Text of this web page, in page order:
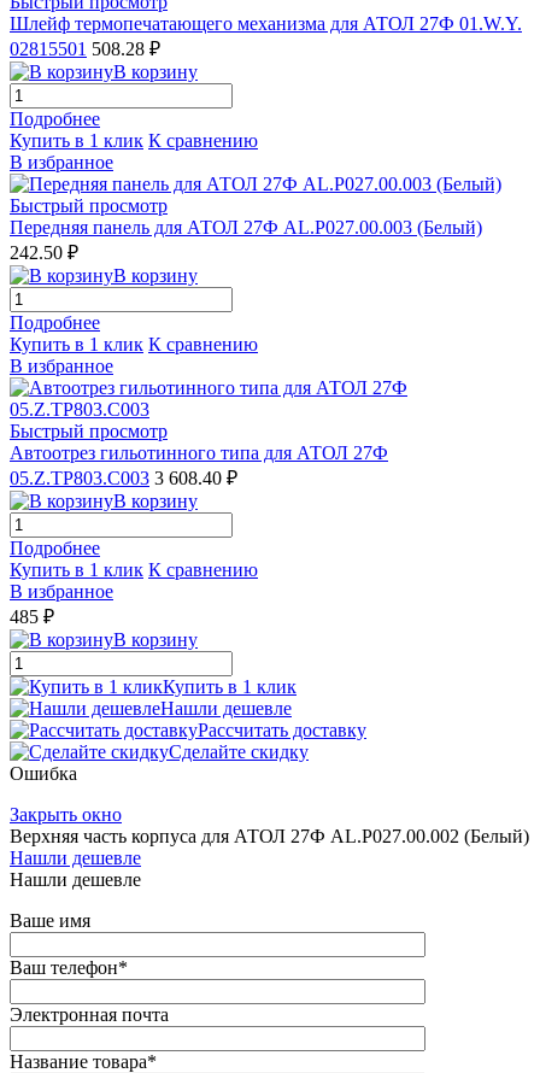
Шлейф термопечатающего механизма для АТОЛ 27Ф 01.W.Y.
02815501 508.28 ₽
В корзину
Подробнее
Купить в 1 клик К сравнению
В избранное
Быстрый просмотр
Передняя панель для АТОЛ 27Ф AL.P027.00.003 (Белый)
242.50 ₽
В корзину
Подробнее
Купить в 1 клик К сравнению
В избранное
Быстрый просмотр
Автоотрез гильотинного типа для АТОЛ 27Ф
05.Z.TP803.C003 3 608.40 ₽
В корзину
Подробнее
Купить в 1 клик К сравнению
В избранное
485 ₽
В корзину
Купить в 1 клик
Нашли дешевле
Рассчитать доставку
Сделайте скидку
Ошибка
Закрыть окно
Верхняя часть корпуса для АТОЛ 27Ф AL.P027.00.002 (Белый)
Нашли дешевле
Нашли дешевле
Ваше имя
Ваш телефон*
Электронная почта
Название товара*